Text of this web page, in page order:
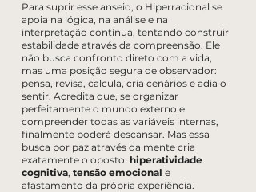
Para suprir esse anseio, o Hiperracional se
apoia na lógica, na análise e na
interpretação contínua, tentando construir
estabilidade através da compreensão. Ele
não busca confronto direto com a vida,
mas uma posição segura de observador:
pensa, revisa, calcula, cria cenários e adia o
sentir. Acredita que, se organizar
perfeitamente o mundo externo e
compreender todas as variáveis internas,
finalmente poderá descansar. Mas essa
busca por paz através da mente cria
exatamente o oposto: hiperatividade
cognitiva, tensão emocional e
afastamento da própria experiência.